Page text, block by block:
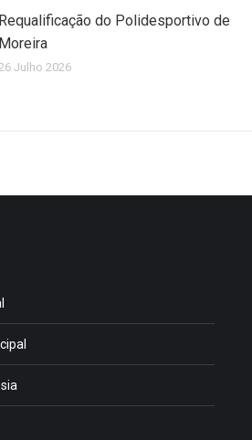
Requalificação do Polidesportivo de
Moreira
Julho 2026